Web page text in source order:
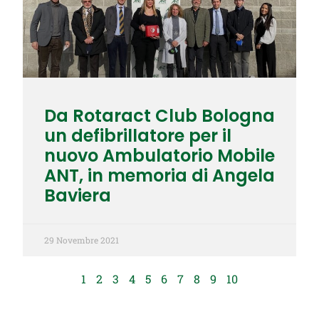
Da Rotaract Club Bologna
un defibrillatore per il
nuovo Ambulatorio Mobile
ANT, in memoria di Angela
Baviera
29 Novembre 2021
1 2 3 4 5 6 7 8 9 10